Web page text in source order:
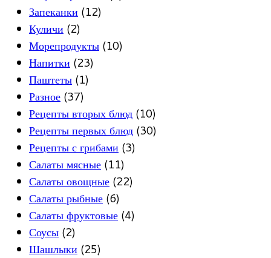
Запеканки (12)
Куличи (2)
Морепродукты (10)
Напитки (23)
Паштеты (1)
Разное (37)
Рецепты вторых блюд (10)
Рецепты первых блюд (30)
Рецепты с грибами (3)
Салаты мясные (11)
Салаты овощные (22)
Салаты рыбные (6)
Салаты фруктовые (4)
Соусы (2)
Шашлыки (25)